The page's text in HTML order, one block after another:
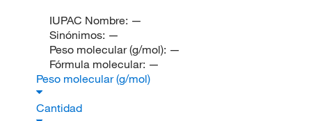
IUPAC Nombre: —
Sinónimos: —
Peso molecular (g/mol): —
Fórmula molecular: —
Peso molecular (g/mol)
Cantidad